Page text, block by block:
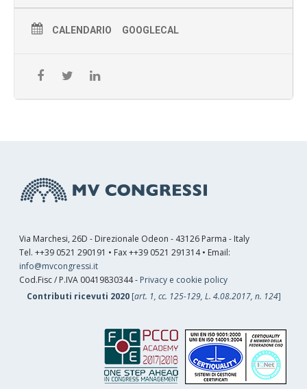
CALENDARIO GOOGLECAL
Via Marchesi, 26D - Direzionale Odeon - 43126 Parma - Italy
Tel. ++39 0521 290191 • Fax ++39 0521 291314 • Email:
info@mvcongressi.it
Cod.Fisc / P.IVA 00419830344 - Privacy e cookie policy
Contributi ricevuti 2020[art. 1, cc. 125-129, L. 4.08.2017, n. 124]